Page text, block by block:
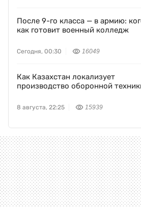
После 9-го класса — в армию:
как готовит военный колледж
Сегодня, 00:30 16049
Как Казахстан локализует
производство оборонной
8 августа, 22:25 15939